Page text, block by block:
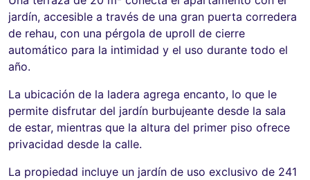
jardín, accesible a través de una gran puerta corredera
de rehau, con una pérgola de uproll de cierre
automático para la intimidad y el uso durante todo el
año.
La ubicación de la ladera agrega encanto, lo que le
permite disfrutar del jardín burbujeante desde la sala
de estar, mientras que la altura del primer piso ofrece
privacidad desde la calle.
La propiedad incluye un jardín de uso exclusivo de 241